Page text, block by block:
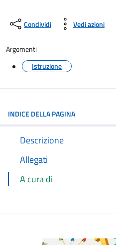
Condividi Vedi azioni
Argomenti
Istruzione
INDICE DELLA PAGINA
Descrizione
Allegati
A cura di